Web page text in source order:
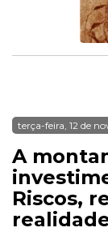
terça-feira, 12 de
A
Riscos,